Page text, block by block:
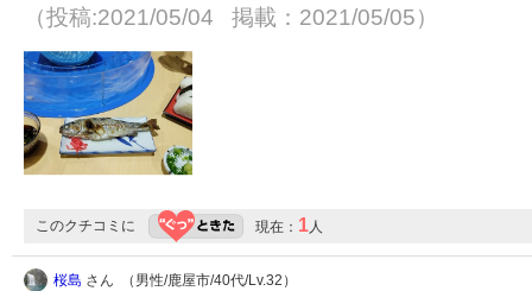
（投稿:2021/05/04 掲載：2021/05/05）
このクチコミに 現在： 1人
桜島 さん （男性/鹿屋市/40代/Lv.32）